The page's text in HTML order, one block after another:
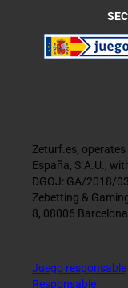
Zeturf.es,
España, S.A.U.,
DGOJ: GA/2018/
Zebetting &
8, 08006
Juego responsable
Responsable